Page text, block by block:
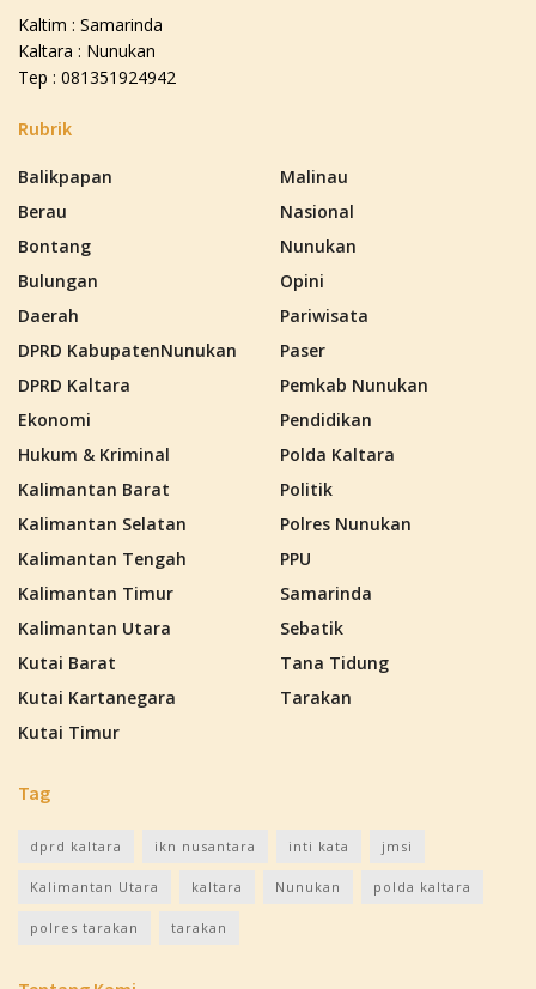
Kaltim : Samarinda
Kaltara : Nunukan
Tep : 081351924942
Rubrik
Balikpapan
Berau
Bontang
Bulungan
Daerah
DPRD KabupatenNunukan
DPRD Kaltara
Ekonomi
Hukum & Kriminal
Kalimantan Barat
Kalimantan Selatan
Kalimantan Tengah
Kalimantan Timur
Kalimantan Utara
Kutai Barat
Kutai Kartanegara
Kutai Timur
Malinau
Nasional
Nunukan
Opini
Pariwisata
Paser
Pemkab Nunukan
Pendidikan
Polda Kaltara
Politik
Polres Nunukan
PPU
Samarinda
Sebatik
Tana Tidung
Tarakan
Tag
dprd kaltara ikn nusantara inti kata jmsi
Kalimantan Utara kaltara Nunukan polda kaltara
polres tarakan tarakan